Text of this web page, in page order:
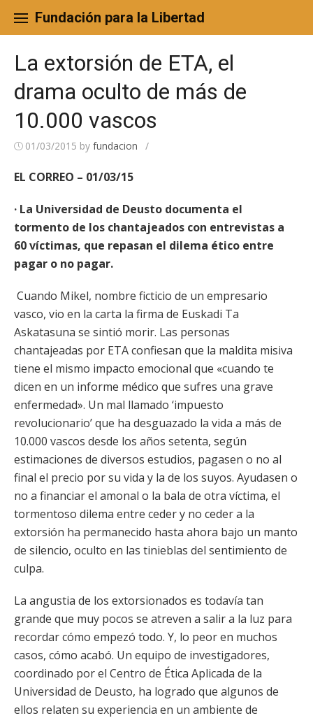
content
Fundación para la Libertad
La extorsión de ETA, el
drama oculto de más de
10.000 vascos
01/03/2015 by fundacion /
EL CORREO – 01/03/15
· La Universidad de Deusto documenta el
tormento de los chantajeados con entrevistas a
60 víctimas, que repasan el dilema ético entre
pagar o no pagar.
Cuando Mikel, nombre ficticio de un empresario
vasco, vio en la carta la firma de Euskadi Ta
Askatasuna se sintió morir. Las personas
chantajeadas por ETA confiesan que la maldita misiva
tiene el mismo impacto emocional que «cuando te
dicen en un informe médico que sufres una grave
enfermedad». Un mal llamado ‘impuesto
revolucionario’ que ha desguazado la vida a más de
10.000 vascos desde los años setenta, según
estimaciones de diversos estudios, pagasen o no al
final el precio por su vida y la de los suyos. Ayudasen o
no a financiar el amonal o la bala de otra víctima, el
tormentoso dilema entre ceder y no ceder a la
extorsión ha permanecido hasta ahora bajo un manto
de silencio, oculto en las tinieblas del sentimiento de
culpa.
La angustia de los extorsionados es todavía tan
grande que muy pocos se atreven a salir a la luz para
recordar cómo empezó todo. Y, lo peor en muchos
casos, cómo acabó. Un equipo de investigadores,
coordinado por el Centro de Ética Aplicada de la
Universidad de Deusto, ha logrado que algunos de
ellos relaten su experiencia en un ambiente de